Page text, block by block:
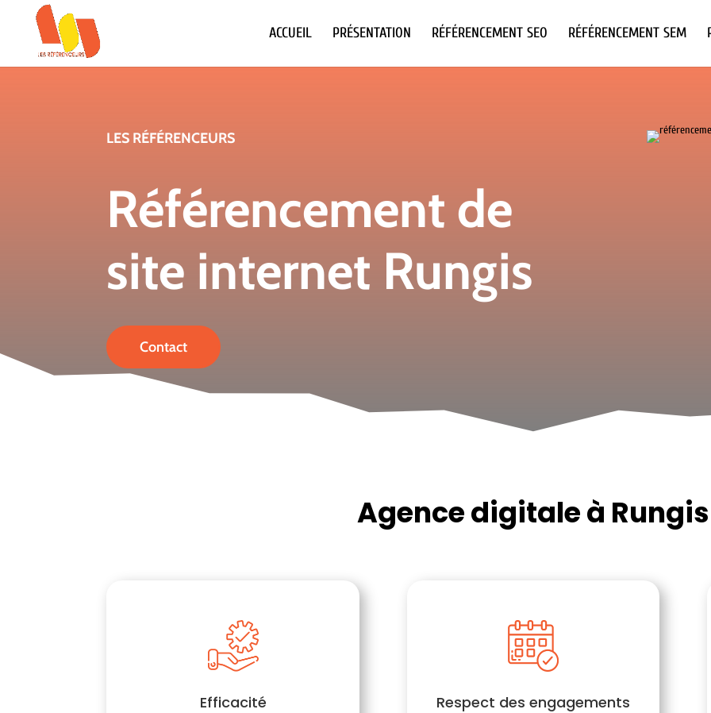
ACCUEIL PRÉSENTATION RÉFÉRENCEMENT SEO RÉFÉRENCEMENT SEM
LES RÉFÉRENCEURS
Référencement de
site internet Rungis
Contact
Agence digitale à Rungis
Efficacité Respect des engagements